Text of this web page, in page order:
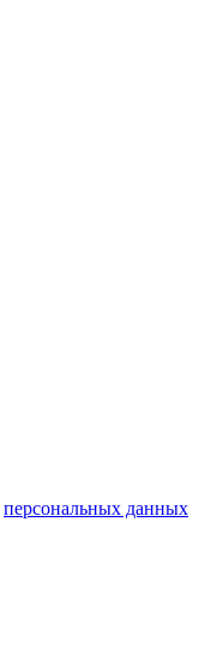
персональных данных